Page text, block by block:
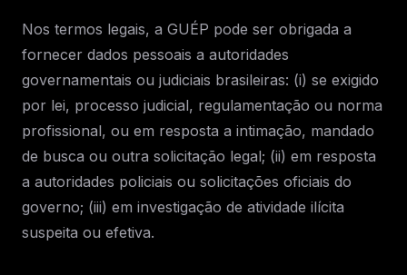
Nos termos legais, a GUÉP pode ser obrigada a
fornecer dados pessoais a autoridades
governamentais ou judiciais brasileiras: (i) se exigido
por lei, processo judicial, regulamentação ou norma
profissional, ou em resposta a intimação, mandado
de busca ou outra solicitação legal; (ii) em resposta
a autoridades policiais ou solicitações oficiais do
governo; (iii) em investigação de atividade ilícita
suspeita ou efetiva.